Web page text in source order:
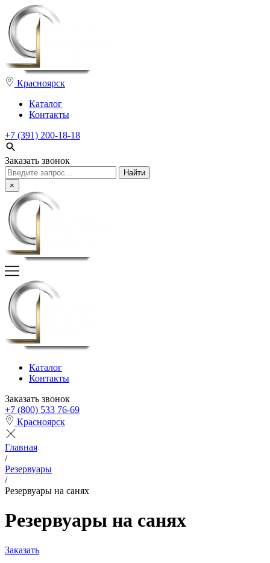
Красноярск
Каталог
Контакты
+7 (391) 200-18-18
Заказать звонок
Поиск:
×
Каталог
Контакты
Заказать звонок
+7 (800) 533 76-69
Красноярск
Главная
/
Резервуары
/
Резервуары на санях
Резервуары на санях
Заказать